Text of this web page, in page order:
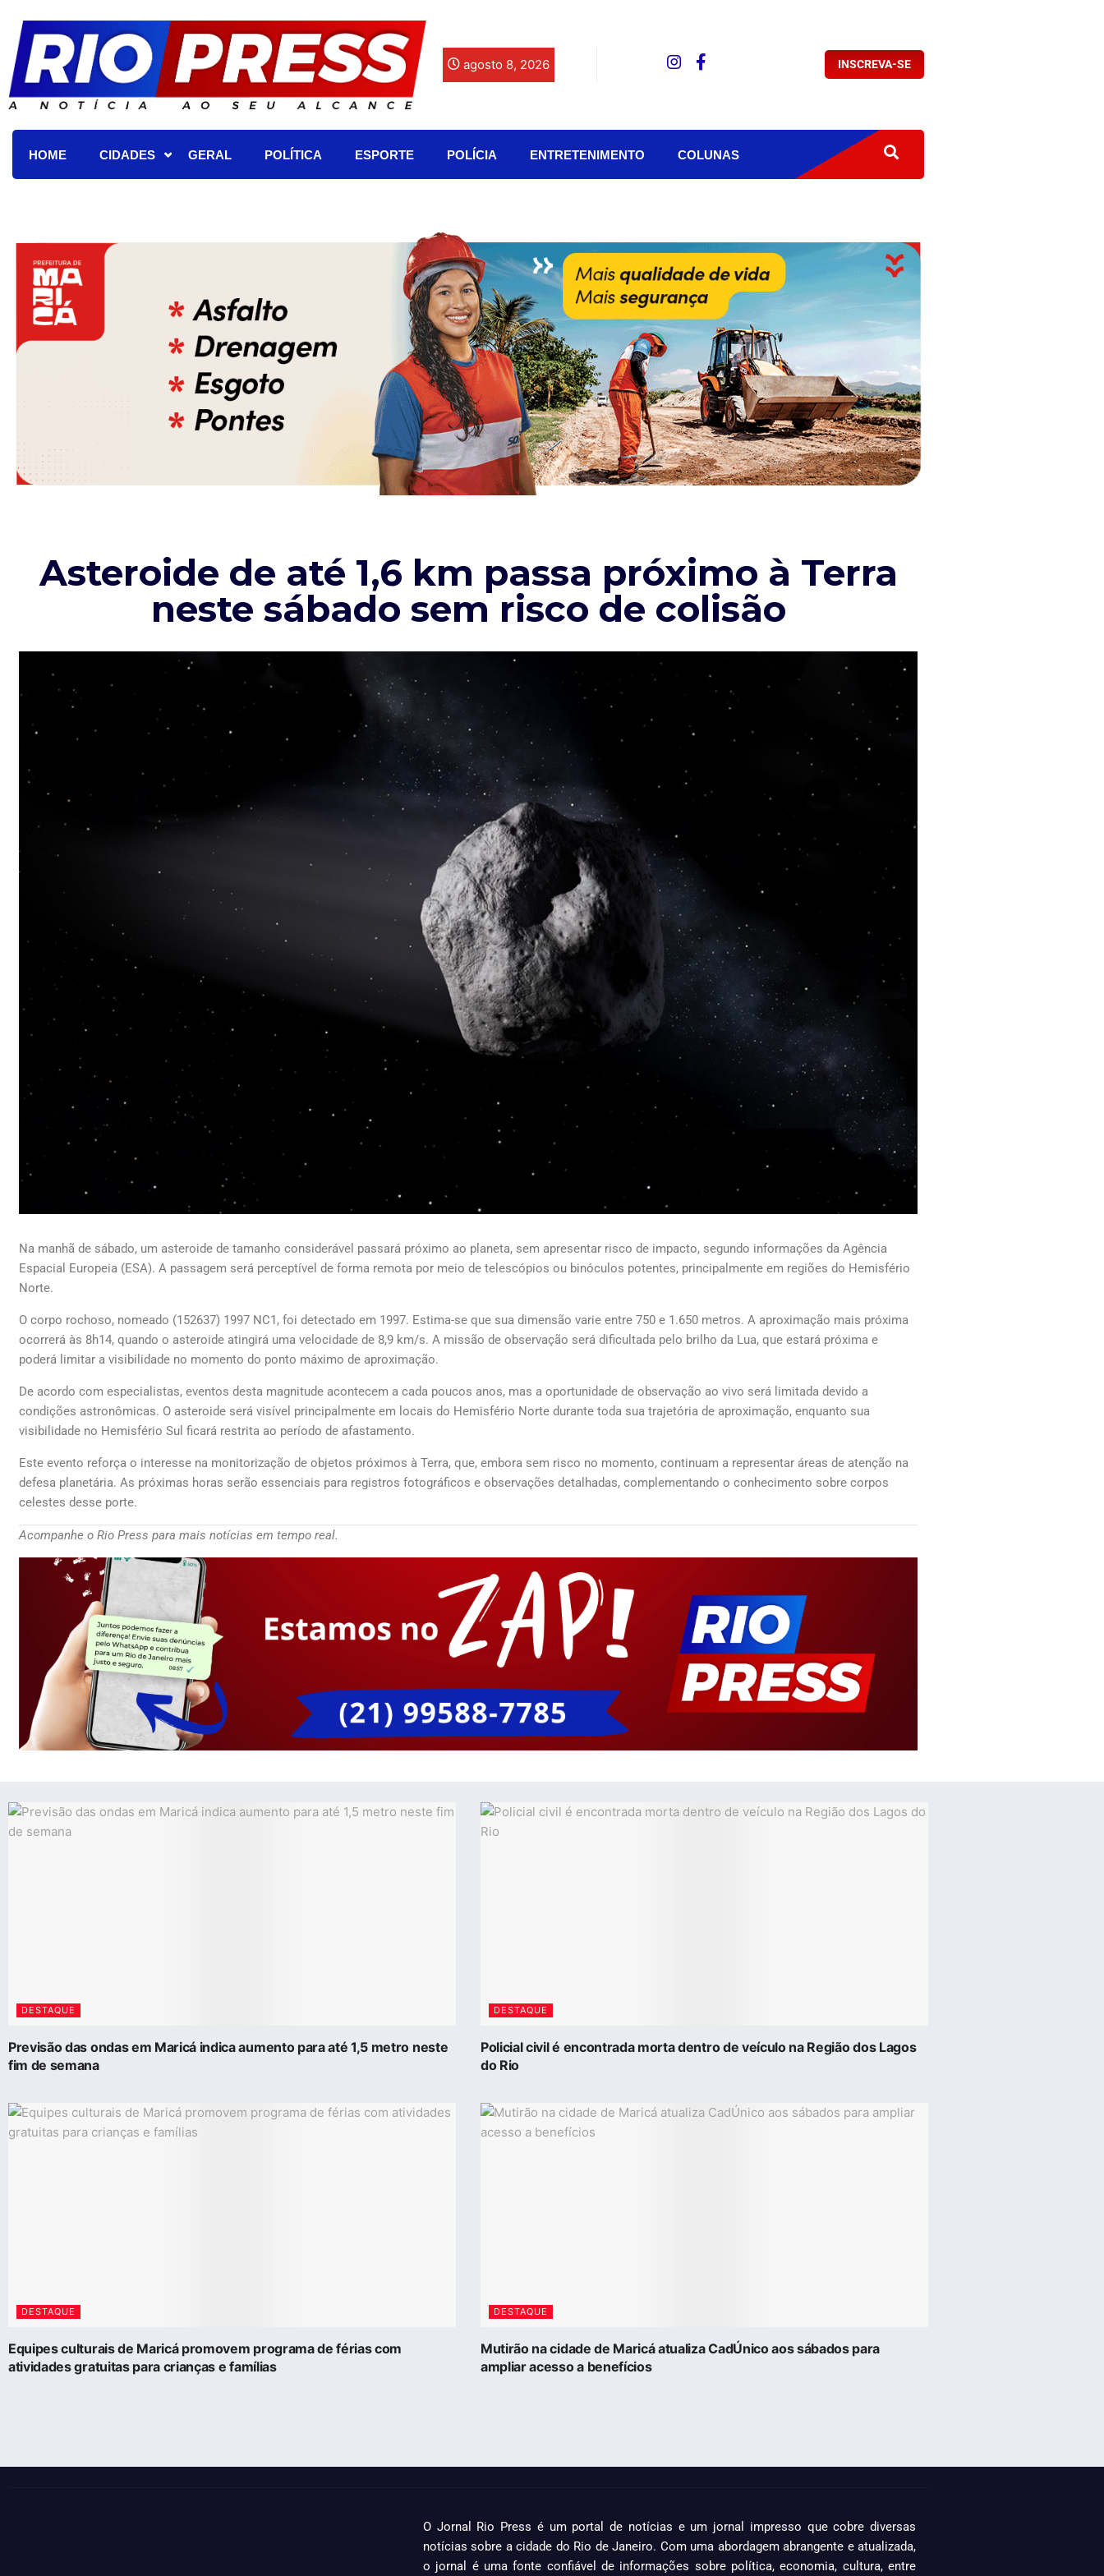
agosto 8, 2026 INSCREVA-SE
HOME CIDADES GERAL POLÍTICA ESPORTE POLÍCIA ENTRETENIMENTO COLUNAS
Asteroide de até 1,6 km passa próximo à Terra
neste sábado sem risco de colisão
Na manhã de sábado, um asteroide de tamanho considerável passará próximo ao planeta, sem apresentar risco de impacto, segundo informações da Agência
Espacial Europeia (ESA). A passagem será perceptível de forma remota por meio de telescópios ou binóculos potentes, principalmente em regiões do Hemisfério
Norte.
O corpo rochoso, nomeado (152637) 1997 NC1, foi detectado em 1997. Estima-se que sua dimensão varie entre 750 e 1.650 metros. A aproximação mais próxima
ocorrerá às 8h14, quando o asteroide atingirá uma velocidade de 8,9 km/s. A missão de observação será dificultada pelo brilho da Lua, que estará próxima e
poderá limitar a visibilidade no momento do ponto máximo de aproximação.
De acordo com especialistas, eventos desta magnitude acontecem a cada poucos anos, mas a oportunidade de observação ao vivo será limitada devido a
condições astronômicas. O asteroide será visível principalmente em locais do Hemisfério Norte durante toda sua trajetória de aproximação, enquanto sua
visibilidade no Hemisfério Sul ficará restrita ao período de afastamento.
Este evento reforça o interesse na monitorização de objetos próximos à Terra, que, embora sem risco no momento, continuam a representar áreas de atenção na
defesa planetária. As próximas horas serão essenciais para registros fotográficos e observações detalhadas, complementando o conhecimento sobre corpos
celestes desse porte.
Acompanhe o Rio Press para mais notícias em tempo real.
DESTAQUE
Previsão das ondas em Maricá indica aumento para até 1,5 metro neste
fim de semana
DESTAQUE
Policial civil é encontrada morta dentro de veículo na Região dos Lagos
do Rio
DESTAQUE
Equipes culturais de Maricá promovem programa de férias com
atividades gratuitas para crianças e famílias
DESTAQUE
Mutirão na cidade de Maricá atualiza CadÚnico aos sábados para
ampliar acesso a benefícios
O Jornal Rio Press é um portal de notícias e um jornal impresso que cobre diversas
notícias sobre a cidade do Rio de Janeiro. Com uma abordagem abrangente e atualizada,
o jornal é uma fonte confiável de informações sobre política, economia, cultura, entre